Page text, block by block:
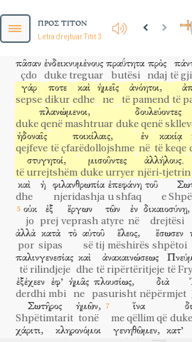
ΠΡΟΣ ΤΙΤΟΝ
Letra drejtuar Titit 3
πειθαρχεῖν;
për t'u bindur për çdo vepër të mirë
μηδένα βλασφημεῖν,
πᾶσαν
çdo
ἐνδεικνυμένους
duke treguar
πραΰτητα
butësi
πρὸς
ndaj të
γάρ
sepse
ποτε
dikur
καὶ
edhe
ἡμεῖς
ne
ἀνόητοι,
të pamend të
πλανώμενοι,
duke qenë mashtruar
δουλεύοντες
duke qenë
ἡδοναῖς
qejfeve
ποικίλαις,
të çfarëdollojshme
ἐν
në
κακίᾳ
të keqe
στυγητοί,
të urrejtshëm
μισοῦντες
duke urryer
ἀλλήλους.
njëri-tjetrin
καὶ
dhe
ἡ φιλανθρωπία
njeridashja
ἐπεφάνη
u shfaq
τοῦ
e
οὐκ
jo
ἐξ
prej
ἔργων
veprash
τῶν
atyre
ἐν
në
δικαιοσύνῃ,
drejtësi
ἀλλὰ
por
κατὰ
sipas
τὸ αὐτοῦ
së tij
ἔλεος,
mëshirës
ἔσωσεν
shpëtoi
παλινγενεσίας
të rilindjeje
καὶ
dhe
ἀνακαινώσεως
të ripërtëritjeje të
ἐξέχεεν
derdhi
ἐφ’
mbi
ἡμᾶς
ne
πλουσίως,
pasurisht
διὰ
nëpërmjet
Σωτῆρος
Shpëtimtarit
ἡμῶν,
tonë
ἵνα
me qëllim që
χάριτι, κληρονόμοι γενηθῶμεν, κατ’
SJELLJA NDAJ NJERËZVE NË BOTË
3 Sillu ndërmend atyre
pushteteve, që të jenë të bindur,
për çdo vepër të mirë, që të mos